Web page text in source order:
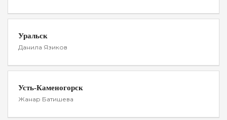
Уральск
Данила Язиков
Усть-Каменогорск
Жанар Батишева